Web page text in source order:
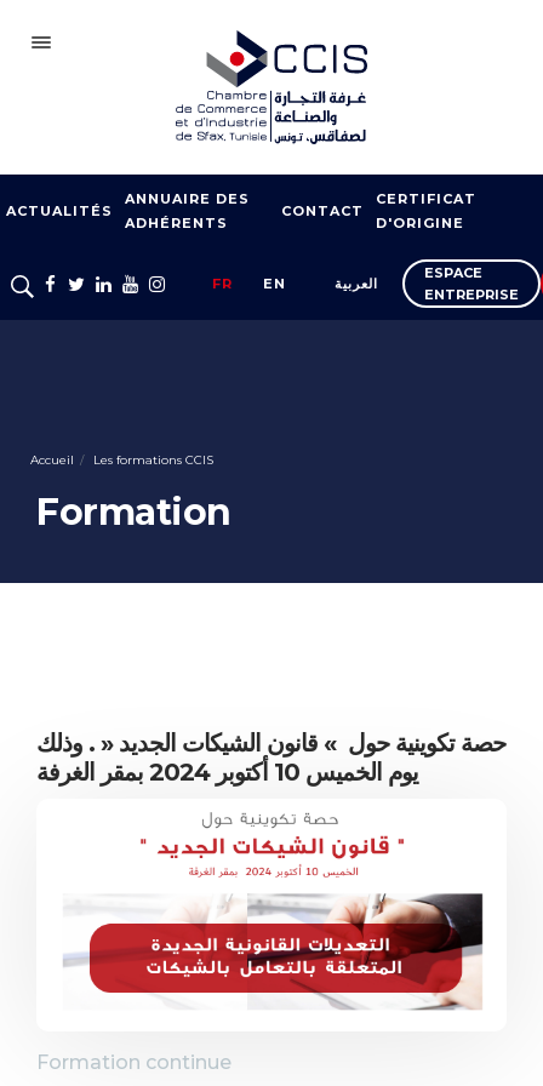
CCIS
FORMATION
SERVICES À
L’ENTREPRISE
ACTUALITÉS
ANNUAIRE DES
ADHÉRENTS
CONTACT
CERTIFICAT
D'ORIGINE
FR EN العربية
ESPACE
ENTREPRISE
Accueil Les formations CCIS
Formation
حصة تكوينية حول » قانون الشيكات الجديد « . وذلك
يوم الخميس 10 أكتوبر 2024 بمقر الغرفة
Formation continue